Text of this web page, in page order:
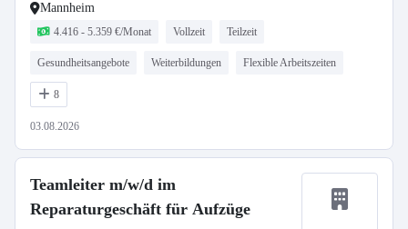
Mannheim
4.416 - 5.359 €/Monat Vollzeit Teilzeit
Gesundheitsangebote Weiterbildungen Flexible Arbeitszeiten
8
03.08.2026
Teamleiter m/w/d im
Reparaturgeschäft für Aufzüge